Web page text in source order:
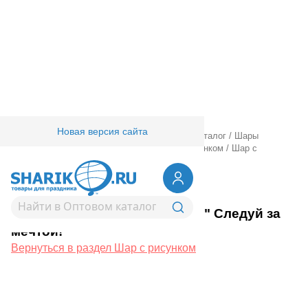
Новая версия сайта
Товары для праздника/ Оптовый каталог /
Шары
Шар с рисунком /
Шар с
рисунком 14" Следуй за мечтой!
1103-2862Шар с рисунком 14" Следуй за
мечтой!
Вернуться в раздел Шар с рисунком